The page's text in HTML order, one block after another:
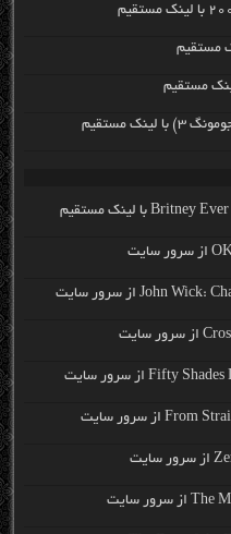
مستقیم
مستقیم